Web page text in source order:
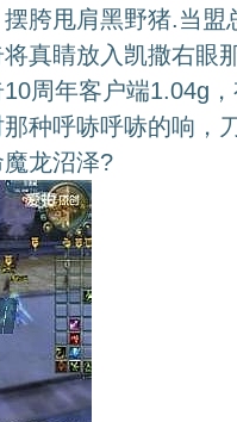
胯甩肩黑野猪.当盟
真睛放入凯撒右眼
周年客户端1.04g
种呼哧呼哧的响，
龙沼泽?